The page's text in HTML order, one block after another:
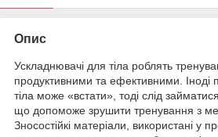
Опис
Ускладнювачі для тіла роблять
продуктивними та ефективними. Іноді
тіла може «встати», тоді слід
що допоможе зрушити тренування з
Зносостійкі матеріали, використані у